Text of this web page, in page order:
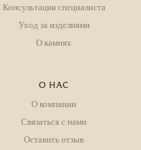
Консультация специалиста
Уход за изделиями
О камнях
О НАС
О компании
Связаться с нами
Оставить отзыв